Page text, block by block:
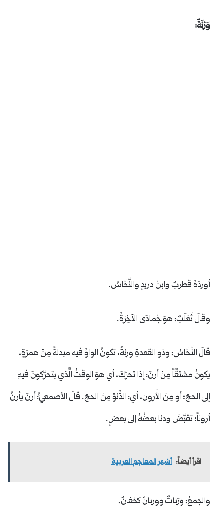
وَرْنَةٌ:
أوردَهُ قطربٌ وابنُ دريدٍ والنَّحَّاسُ.
وقالَ ثَعْلَبٌ: هوَ جُمادَى الآخِرَةُ.
قالَ النَّحَّاسُ: وذو القعدةِ ورنةٌ، تكونُ الواوُ فيه مبدلةً مِنْ همزةٍ،
يكونُ مشتقّاً مِنْ أرنَ: إذا تحرَّكَ، أي هوَ الوقتُ الَّذي يتحرَّكونَ فيهِ
إلى الحجِّ؛ أو مِنَ الأَرونِ، أي: الدُّنوِّ مِنَ الحجِّ. قالَ الأصمعيُّ: أرنَ يأرنُ
أروناً؛ تقبَّضَ ودنا بعضُهُ إلى بعضٍ.
اقرأ أيضاً: أشهر المعاجم العربية
والجمعُ: وَرَناتٌ وورنانٌ كخفانٌ.